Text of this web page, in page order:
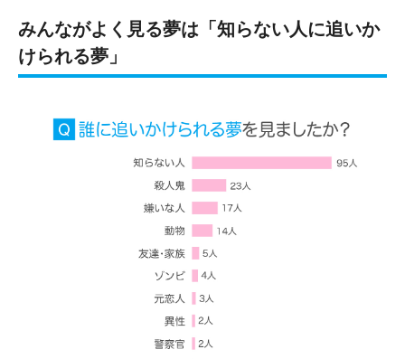
みんながよく見る夢は「知らない人に追いか
けられる夢」